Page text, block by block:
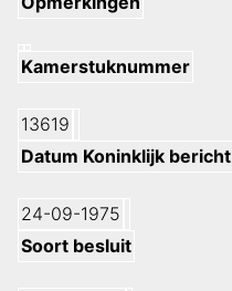
Kamerstuknummer
13619
Datum Koninklijk bericht
24-09-1975
Soort besluit